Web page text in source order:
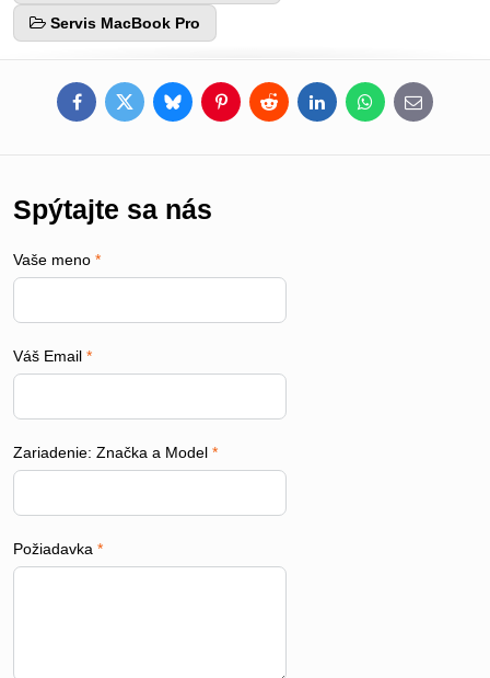
Servis MacBook Pro
FacebookTwitterBlueskyPinterestRedditLinkedInWhatsApp
E-
mail
Spýtajte sa nás
Vaše meno *
Váš Email *
Zariadenie: Značka a Model *
Požiadavka *